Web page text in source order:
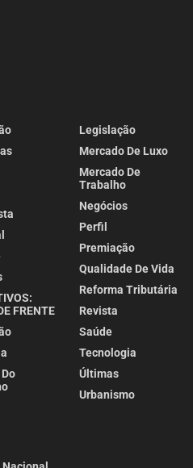
FRENTE
Legislação
Mercado De Luxo
Mercado De
Trabalho
Negócios
Perfil
Premiação
Qualidade De Vida
Reforma Tributária
Revista
Saúde
Tecnologia
Últimas
Urbanismo